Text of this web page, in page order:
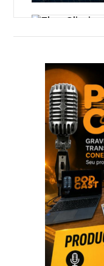
Partido Socialista
Brasileiro (PSB)